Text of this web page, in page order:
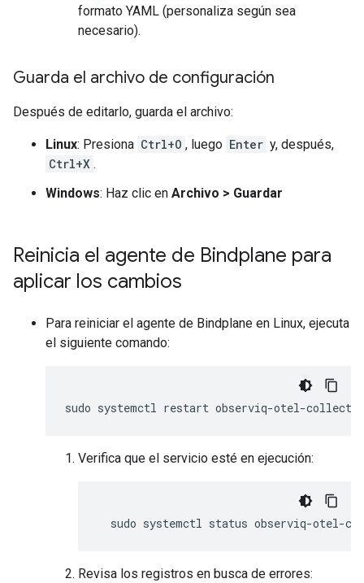
formato YAML (personaliza según sea
necesario).
Guarda el archivo de configuración
Después de editarlo, guarda el archivo:
Linux: Presiona Ctrl+O , luego Enter y, después,
Ctrl+X .
Windows: Haz clic en Archivo > Guardar
Reinicia el agente de Bindplane para
aplicar los cambios
Para reiniciar el agente de Bindplane en Linux, ejecuta
el siguiente comando:
sudo systemctl restart
Verifica que el servicio esté en ejecución:
sudo systemctl status
Revisa los registros en busca de errores: